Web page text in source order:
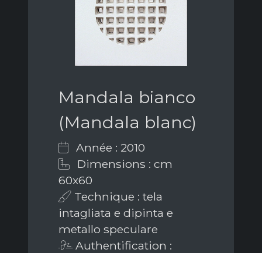
Mandala bianco
(Mandala blanc)
Année : 2010
Dimensions : cm
60x60
Technique : tela
intagliata e dipinta e
metallo speculare
Authentification :